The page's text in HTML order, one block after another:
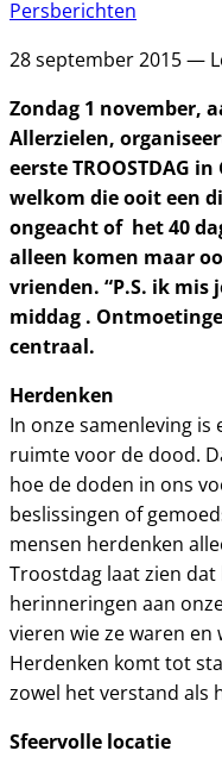
Persberichten
28 september 2015 —
Zondag 1 november,
Allerzielen,
eerste TROOSTDAG
welkom die ooit een
ongeacht of het 40
alleen komen maar
vrienden. “P.S. ik mis
middag .
centraal.
Herdenken
In onze samenleving is
ruimte voor de dood.
hoe de doden in ons
beslissingen of
mensen herdenken
Troostdag laat zien
herinneringen aan
vieren wie ze waren
Herdenken komt tot
zowel het verstand als
Sfeervolle locatie